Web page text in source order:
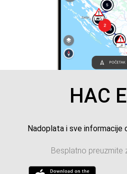
HAC
Nadoplata i sve informacije
Besplatno preuzmite